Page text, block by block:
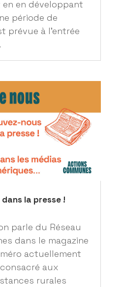
en développant
période de
prévue à l’entrée
la presse !
parle du Réseau
dans le magazine
actuellement
aux
rurales